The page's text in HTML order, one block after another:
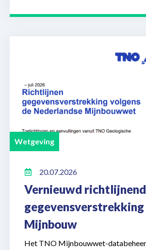
Wetgeving
20.07.2026
Vernieuwd
gegevensverstrekking
Mijnbouw
Het TNO Mijnbouwwet-